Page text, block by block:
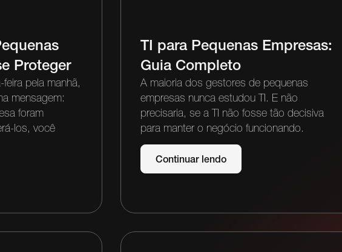
Proteger
pela manhã,
mensagem:
foram
los, você
TI para Pequenas Empresas:
Guia Completo
A maioria dos gestores de pequenas
empresas nunca estudou TI. E não
precisaria, se a TI não fosse tão decisiva
para manter o negócio funcionando.
Continuar lendo